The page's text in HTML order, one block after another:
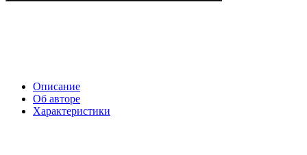
Описание
Об авторе
Характеристики